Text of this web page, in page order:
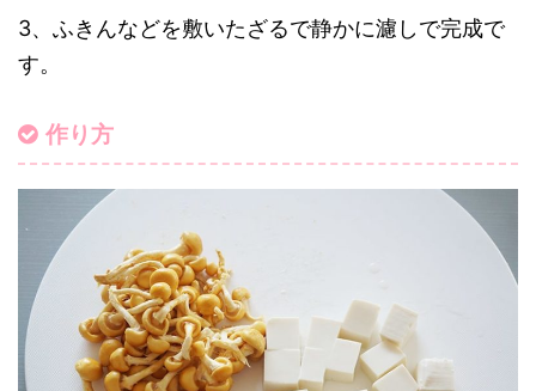
3、ふきんなどを敷いたざるで静かに濾しで完成で
す。
作り方